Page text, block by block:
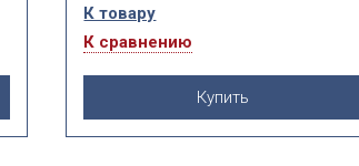
К товару
К сравнению
Купить